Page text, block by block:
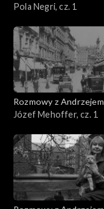
Doboszem
Pola Negri, cz. 1
Rozmowy z Andrzejem
Doboszem
Józef Mehoffer, cz. 1